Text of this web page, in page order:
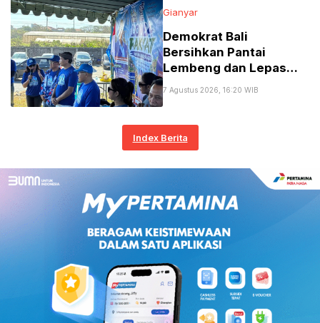
Gianyar
Demokrat Bali
Bersihkan Pantai
Lembeng dan Lepas
Seperempat Abad
7 Agustus 2026, 16:20 WIB
Index Berita